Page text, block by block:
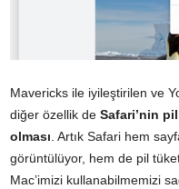
Mavericks ile iyileştirilen ve
diğer özellik de Safari’nin
olması. Artık Safari hem
görüntülüyor, hem de pil
Mac’imizi kullanabilmemizi